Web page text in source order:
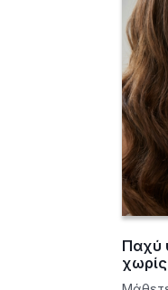
Παχύ